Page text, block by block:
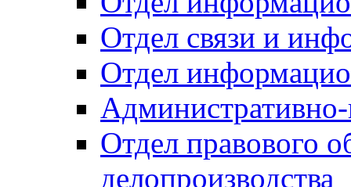
Отдел связи и
Отдел
Отдел правового
делопроизводства